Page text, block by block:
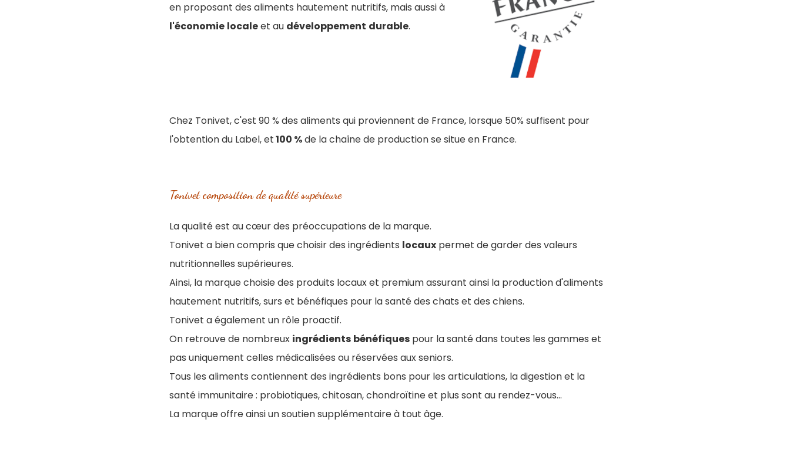
en proposant des aliments hautement nutritifs, mais aussi à
l'économie localeet au développement durable.
Chez Tonivet, c'est 90 % des aliments qui proviennent de France, lorsque 50% suffisent pour
l'obtention du Label, et100 %de la chaîne de production se situe en France.
Tonivet composition de qualité supérieure
La qualité est au cœur des préoccupations de la marque.
Tonivet a bien compris que choisir des ingrédients locaux permet de garder des valeurs
nutritionnelles supérieures.
Ainsi, la marque choisie des produits locaux et premium assurant ainsi la production d'aliments
hautement nutritifs, surs et bénéfiques pour la santé des chats et des chiens.
Tonivet a également un rôle proactif.
On retrouve de nombreux ingrédients bénéfiques pour la santé dans toutes les gammes et
pas uniquement celles médicalisées ou réservées aux seniors.
Tous les aliments contiennent des ingrédients bons pour les articulations, la digestion et la
santé immunitaire : probiotiques, chitosan, chondroïtine et plus sont au rendez-vous…
La marque offre ainsi un soutien supplémentaire à tout âge.